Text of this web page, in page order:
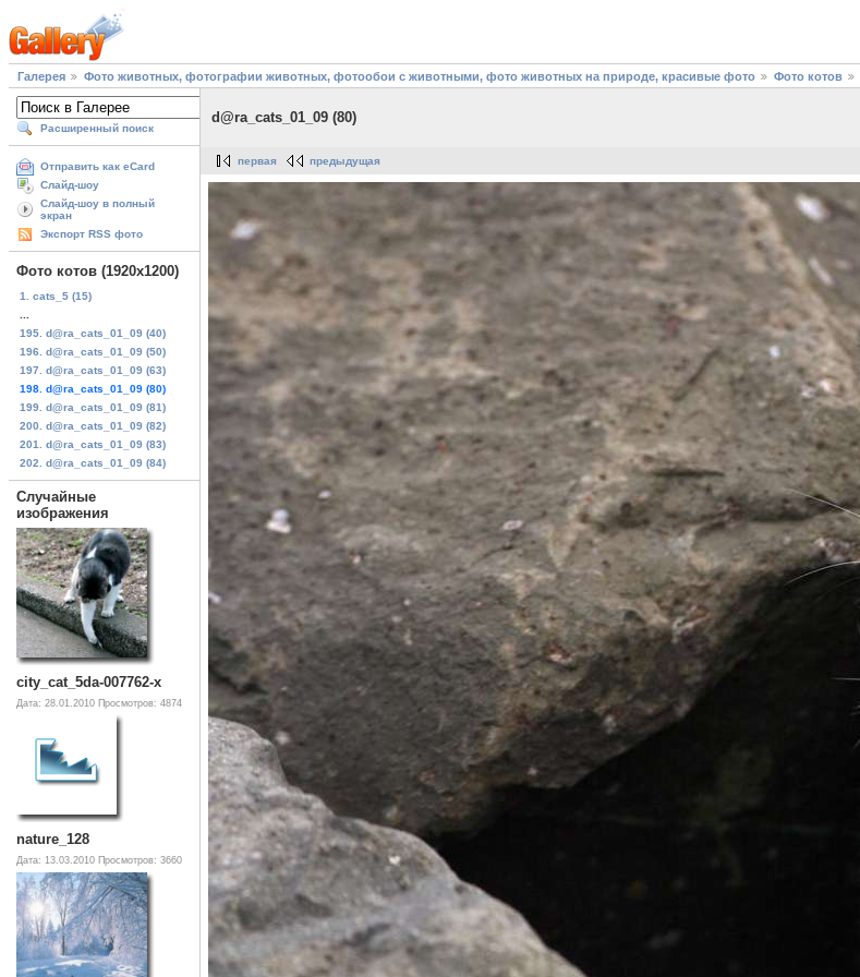
Галерея Фото животных, фотографии животных, фотообои с животными, фото животных на природе, красивые фото Фото котов
Расширенный поиск
Отправить как eCard
Слайд-шоу
Слайд-шоу в полный
экран
Экспорт RSS фото
Фото котов (1920х1200)
1. cats_5 (15)
195. d@ra_cats_01_09 (40)
196. d@ra_cats_01_09 (50)
197. d@ra_cats_01_09 (63)
198. d@ra_cats_01_09 (80)
199. d@ra_cats_01_09 (81)
200. d@ra_cats_01_09 (82)
201. d@ra_cats_01_09 (83)
202. d@ra_cats_01_09 (84)
Случайные
изображения
city_cat_5da-007762-x
Дата: 28.01.2010 Просмотров: 4874
nature_128
Дата: 13.03.2010 Просмотров: 3660
d@ra_cats_01_09 (80)
первая предыдущая